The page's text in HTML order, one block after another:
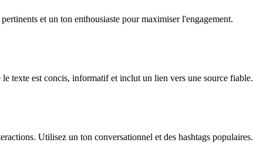
et un ton enthousiaste pour maximiser l'engagement.
texte est concis, informatif et inclut un lien vers une source fiable.
Utilisez un ton conversationnel et des hashtags populaires.